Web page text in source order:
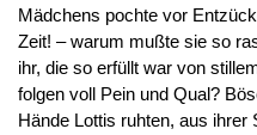
Mädchens pochte vor
Zeit! – warum mußte sie so
ihr, die so erfüllt war von
folgen voll Pein und Qual?
Hände Lottis ruhten, aus ihrer